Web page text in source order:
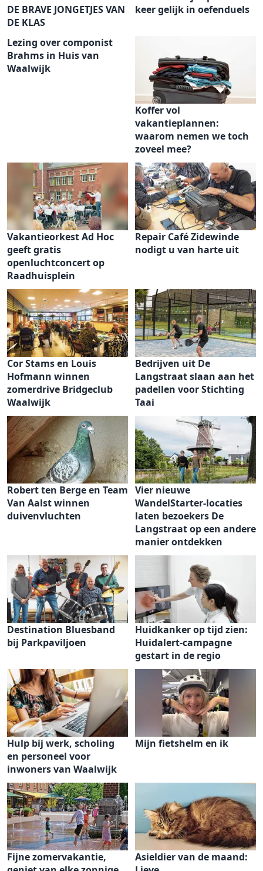
DE BRAVE JONGETJES VAN
DE KLAS
keer gelijk in oefenduels
Lezing over componist
Brahms in Huis van
Waalwijk
Koffer vol
vakantieplannen:
waarom nemen we toch
zoveel mee?
Vakantieorkest Ad Hoc
geeft gratis
openluchtconcert op
Raadhuisplein
Repair Café Zidewinde
nodigt u van harte uit
Cor Stams en Louis
Hofmann winnen
zomerdrive Bridgeclub
Waalwijk
Bedrijven uit De
Langstraat slaan aan het
padellen voor Stichting
Taai
Robert ten Berge en Team
Van Aalst winnen
duivenvluchten
Vier nieuwe
WandelStarter-locaties
laten bezoekers De
Langstraat op een andere
manier ontdekken
Destination Bluesband
bij Parkpaviljoen
Huidkanker op tijd zien:
Huidalert-campagne
gestart in de regio
Hulp bij werk, scholing
en personeel voor
inwoners van Waalwijk
Mijn fietshelm en ik
Fijne zomervakantie,
Asieldier van de maand: